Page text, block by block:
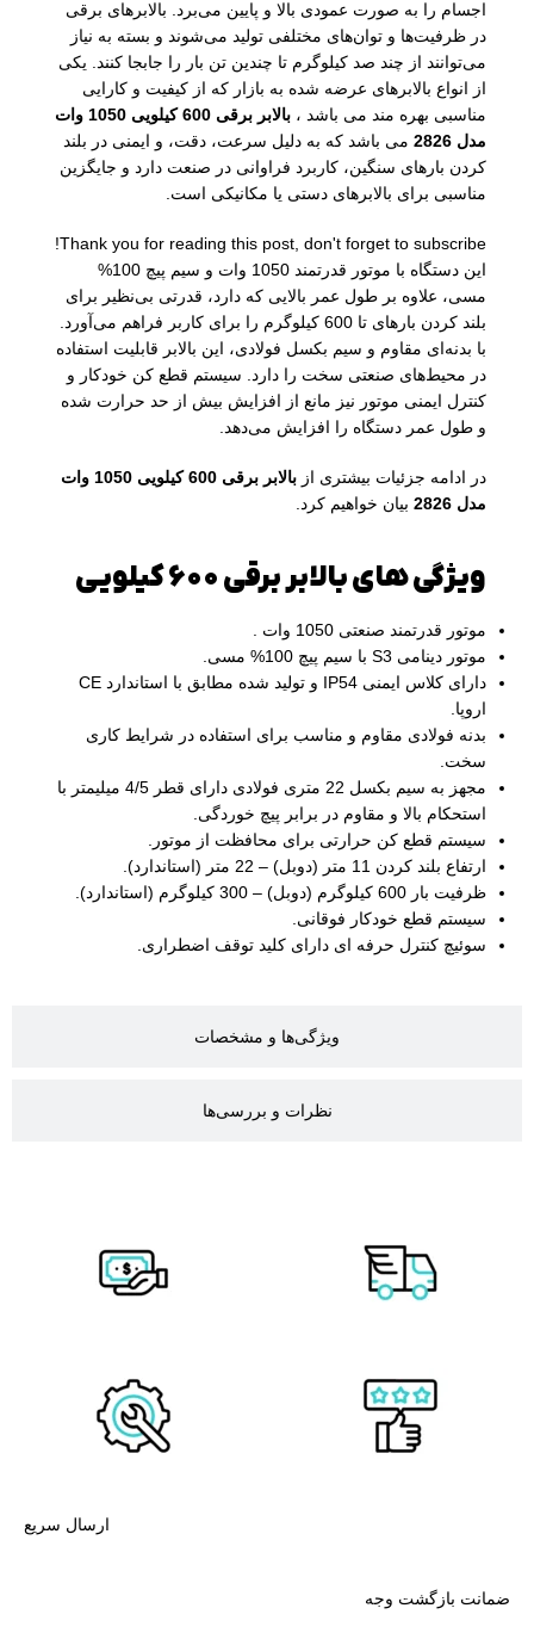
ویژگی‌ها و مشخصات
نظرات و بررسی‌ها
اجسام را به صورت عمودی بالا و پایین می‌برد. بالابرهای برقی
در ظرفیت‌ها و توان‌های مختلفی تولید می‌شوند و بسته به نیاز
می‌توانند از چند صد کیلوگرم تا چندین تن بار را جابجا کنند. یکی
از انواع بالابرهای عرضه شده به بازار که از کیفیت و کارایی
مناسبی بهره مند می باشد ،
بالابر برقی 600 کیلویی 1050 وات
مدل 2826
می باشد که به دلیل سرعت، دقت، و ایمنی در بلند
کردن بارهای سنگین، کاربرد فراوانی در صنعت دارد و جایگزین
مناسبی برای بالابرهای دستی یا مکانیکی است.
Thank you for reading this post, don't forget to subscribe!
این دستگاه با موتور قدرتمند 1050 وات و سیم پیچ 100%
مسی، علاوه بر طول عمر بالایی که دارد، قدرتی بی‌نظیر برای
بلند کردن بارهای تا 600 کیلوگرم را برای کاربر فراهم می‌آورد.
با بدنه‌ای مقاوم و سیم بکسل فولادی، این بالابر قابلیت استفاده
در محیط‌های صنعتی سخت را دارد. سیستم قطع کن خودکار و
کنترل ایمنی موتور نیز مانع از افزایش بیش از حد حرارت شده
و طول عمر دستگاه را افزایش می‌دهد.
در ادامه جزئیات بیشتری از
بالابر برقی 600 کیلویی 1050 وات
مدل 2826
بیان خواهیم کرد.
ویژگی های بالابر برقی 600 کیلویی
موتور قدرتمند صنعتی 1050 وات .
موتور دینامی S3 با سیم پیچ 100% مسی.
دارای کلاس ایمنی IP54 و تولید شده مطابق با استاندارد CE
اروپا.
بدنه فولادی مقاوم و مناسب برای استفاده در شرایط کاری
سخت.
مجهز به سیم بکسل 22 متری فولادی دارای قطر 4/5 میلیمتر با
استحکام بالا و مقاوم در برابر پیچ خوردگی.
سیستم قطع کن حرارتی برای محافظت از موتور.
ارتفاع بلند کردن 11 متر (دوبل) – 22 متر (استاندارد).
ظرفیت بار 600 کیلوگرم (دوبل) – 300 کیلوگرم (استاندارد).
سیستم قطع خودکار فوقانی.
سوئیچ کنترل حرفه ای دارای کلید توقف اضطراری.
ارسال سریع
ضمانت بازگشت وجه